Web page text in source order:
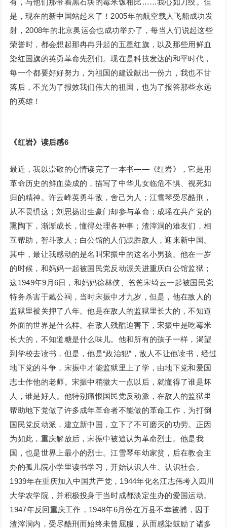
有，与他们那带着黑石块的霉米饭相比……我心如刀绞。但
是，现在的新中国站起来了！2005年的航空载人飞船成功发
射，2008年的北京奥运会也成功举办了，每当人们说起这些
荣誉时，都会想起那冉冉升起的五星红旗，以及那些用鲜血
染红国旗的英勇革命先烈们。现在是科技发达的和平时代，
每一个都要好好努力，为祖国的建设献出一份力，我也不甘
落后，不光为了报效我们伟大的祖国，也为了报答那些永远
的英雄！
《红岩》读后感6
最近，我以崇敬的心情读完了一本书——《红岩》，它是用
革命历史的鲜血染成的，描写了中华儿女临危不惧、视死如
归的精神。许云峰英勇斗敌，舍己为人；江雪琴受尽酷刑，
从不畏惧这；刘思扬出生豪门却参与革命；成瑶在共产党的
熏陶下，渐渐成长，懂得处理各种事；渣滓洞的难友们，相
互帮助，智斗敌人；白公馆的人们战胜敌人，迎来新中国。
其中，最让我感动的是名叫宋振中的这名小男孩。他在一岁
的时候，和妈妈一起被国民党反动派关进重庆白公馆监狱；
这1949年9月6日，和妈妈徐林侠、爸爸宋绮云一起被国民党
特务杀害于戴公祠，当时宋振中才九岁，但是，他在敌人的
监狱里被关押了八年。他是在敌人的监狱里长大的，不知道
外面的世界是什么样。在敌人残酷迫害下，宋振中是吃霉米
长大的，不知道糖是什么味儿。他和所有的孩子一样，渴望
到学校去读书，但是，他是“政治犯”，敌人不让他读书，经过
地下党的斗争，宋振中才能监狱里上了学，由地下党和爱国
志士作他的老师。宋振中稍微大一点以后，就懂得了谁是坏
人，谁是好人。他特别痛恨国民党反动派，在敌人的监狱里
帮助地下党做了许多成年革命者不能做的革命工作，为打倒
国民党反动派，建立新中国，立下了不可磨灭的功劳。正因
为如此，重庆解放后，宋振中被追认为革命烈士。他是我
国，也是世界上最小的烈士。江雪琴年幼家贫，后在教会主
办的孤儿院小学里读书学习，开始认识人生、认识社会。
1939年在重庆加入中国共产党，1944年化名江志伟考入四川
大学农学院，并积极投身于当时成都淡定生办的爱国运动。
1947年反回重庆工作，1948年6月份在万县不幸被捕，囚于
渣滓洞内，受尽酷刑而始终未曾屈服，从而感染鼓励了诸多